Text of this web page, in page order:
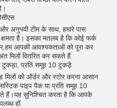
और अनुभवी टीम के साथ, हमारे पास
है। इसका मतलब है कि कोई फर्क
आपकी आवश्यकताओं को पूरा कर
वितरित कर सकते हैं.
टुकड़ा, प्रति समूह 10 टुकड़े
मिलों को ऑर्डर और स्टोर करना आसान
पाइप पैक या प्रति समूह 10
हैं।यह सुनिश्चित करता है कि आपके
हों.